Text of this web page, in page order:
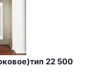
22 500